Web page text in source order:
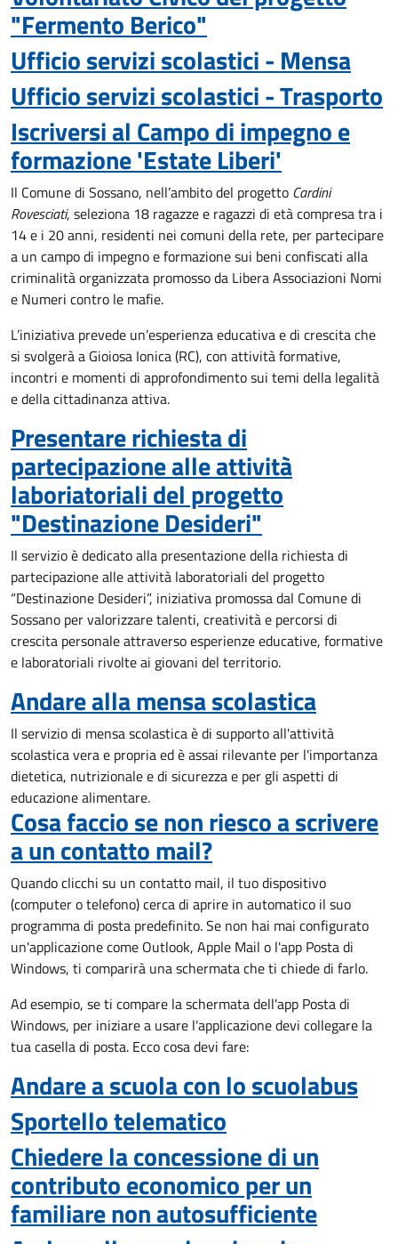
"Fermento Berico"
Ufficio servizi scolastici - Mensa
Ufficio servizi scolastici - Trasporto
Iscriversi al Campo di impegno e
formazione 'Estate Liberi'
Il Comune di Sossano, nell’ambito del progetto Cardini
Rovesciati, seleziona 18 ragazze e ragazzi di età compresa tra i
14 e i 20 anni, residenti nei comuni della rete, per partecipare
a un campo di impegno e formazione sui beni confiscati alla
criminalità organizzata promosso da Libera Associazioni Nomi
e Numeri contro le mafie.
L’iniziativa prevede un’esperienza educativa e di crescita che
si svolgerà a Gioiosa Ionica (RC), con attività formative,
incontri e momenti di approfondimento sui temi della legalità
e della cittadinanza attiva.
Presentare richiesta di
partecipazione alle attività
laboriatoriali del progetto
"Destinazione Desideri"
Il servizio è dedicato alla presentazione della richiesta di
partecipazione alle attività laboratoriali del progetto
“Destinazione Desideri”, iniziativa promossa dal Comune di
Sossano per valorizzare talenti, creatività e percorsi di
crescita personale attraverso esperienze educative, formative
e laboratoriali rivolte ai giovani del territorio.
Andare alla mensa scolastica
Il servizio di mensa scolastica è di supporto all'attività
scolastica vera e propria ed è assai rilevante per l'importanza
dietetica, nutrizionale e di sicurezza e per gli aspetti di
educazione alimentare.
Cosa faccio se non riesco a scrivere
a un contatto mail?
Quando clicchi su un contatto mail, il tuo dispositivo
(computer o telefono) cerca di aprire in automatico il suo
programma di posta predefinito. Se non hai mai configurato
un'applicazione come Outlook, Apple Mail o l'app Posta di
Windows, ti comparirà una schermata che ti chiede di farlo.
Ad esempio, se ti compare la schermata dell'app Posta di
Windows, per iniziare a usare l'applicazione devi collegare la
tua casella di posta. Ecco cosa devi fare:
Andare a scuola con lo scuolabus
Sportello telematico
Chiedere la concessione di un
contributo economico per un
familiare non autosufficiente